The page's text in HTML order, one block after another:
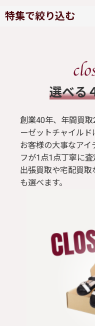
特集で絞り込む
ブラウス / シャツ
トップス
Tシャツ
パンツ
アクセサリー/小物
選べる
創業40年、年間買
ーゼットチャイルド
お客様の大事なアイ
フが1点1点丁寧に査
出張買取や宅配買
も選べます。